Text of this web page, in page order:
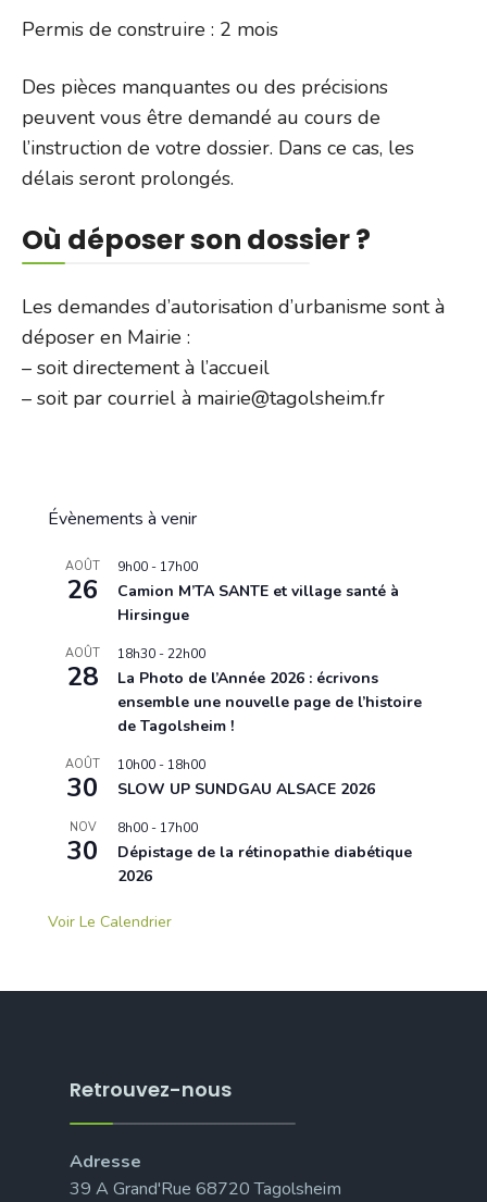
Permis de construire : 2 mois
Des pièces manquantes ou des précisions
peuvent vous être demandé au cours de
l’instruction de votre dossier. Dans ce cas, les
délais seront prolongés.
Où déposer son dossier ?
Les demandes d’autorisation d’urbanisme sont à
déposer en Mairie :
– soit directement à l’accueil
– soit par courriel à mairie@tagolsheim.fr
Évènements à venir
AOÛT
26
9h00 - 17h00
Camion M’TA SANTE et village santé à
Hirsingue
AOÛT
28
18h30 -22h00
La Photo de l’Année 2026 : écrivons
ensemble une nouvelle page de l’histoire
de Tagolsheim !
AOÛT
30
10h00 - 18h00
SLOW UP SUNDGAU ALSACE 2026
NOV
30
8h00 - 17h00
Dépistage de la rétinopathie diabétique
2026
Voir Le Calendrier
Retrouvez-nous
Adresse
39 A Grand'Rue 68720 Tagolsheim